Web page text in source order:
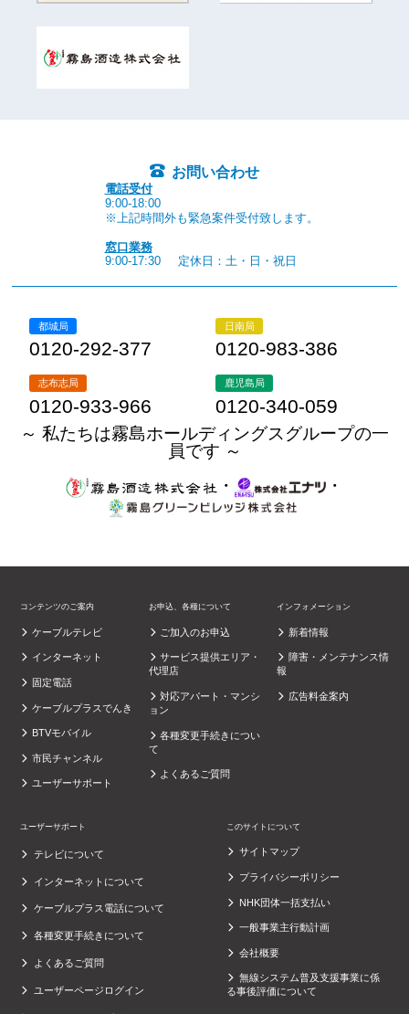
お問い合わせ
電話受付
9:00-18:00
※上記時間外も緊急案件受付致します。
窓口業務
9:00-17:30
定休日：土・日・祝日
都城局
0120-292-377
日南局
0120-983-386
志布志局
0120-933-966
鹿児島局
0120-340-059
～ 私たちは霧島ホールディングスグループの一
員です ～
・
・
コンテンツのご案内
ケーブルテレビ
インターネット
固定電話
ケーブルプラスでんき
BTVモバイル
市民チャンネル
ユーザーサポート
お申込、各種について
ご加入のお申込
サービス提供エリア・
代理店
対応アパート・マンシ
ョン
各種変更手続きについ
て
よくあるご質問
インフォメーション
新着情報
障害・メンテナンス情
報
広告料金案内
ユーザーサポート
テレビについて
インターネットについて
ケーブルプラス電話について
各種変更手続きについて
よくあるご質問
ユーザーページログイン
このサイトについて
サイトマップ
プライバシーポリシー
NHK団体一括支払い
一般事業主行動計画
会社概要
無線システム普及支援事業に係
る事後評価について